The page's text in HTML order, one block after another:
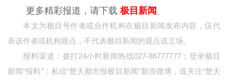
创意
文化
更多精彩报道，请下载极目新闻
本文为极目号作者或合作机构在极目新闻发布内容，仅代
表该作者或机构观点，不代表极目新闻的观点或立场。
报料渠道：拨打24小时新闻热线027-86777777；登录极目
新闻“报料”；私信“楚天都市报极目新闻”新浪微博，或关注“楚天